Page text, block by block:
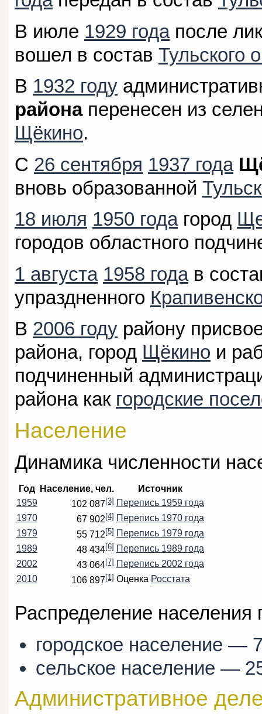
В июле 1929 годапосле
вошел в состав Тульского
В 1932 году
районаперенесен из
Щёкино.
С 26 сентября 1937 года
вновь образованной
18 июля 1950 годагород
городов областного
1 августа 1958 годав
упраздненного
В 2006 году району
района, город Щёкино и
подчиненный
района как городские
Население
Динамика численности
Год Население, чел.
Источник
1959
102 087 [3] Перепись 1959 года
1970
67 902[4] Перепись 1970 года
1979
55 712[5] Перепись 1979 года
1989
48 434[6] Перепись 1989 года
2002
43 064[7] Перепись 2002 года
2010
106 897 [1] Оценка Росстата
Распределение
городское население —
сельское население —
Административное